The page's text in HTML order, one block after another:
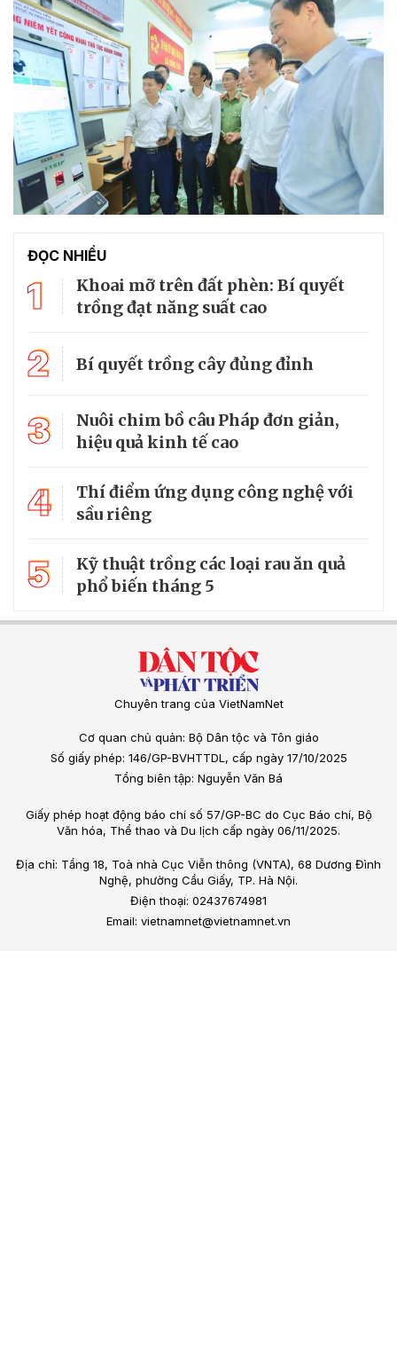
ĐỌC NHIỀU
1
Khoai mỡ trên đất phèn: Bí quyết
trồng đạt năng suất cao
2 Bí quyết trồng cây đủng đỉnh
3
Nuôi chim bồ câu Pháp đơn giản,
hiệu quả kinh tế cao
4
Thí điểm ứng dụng công nghệ với
sầu riêng
5
Kỹ thuật trồng các loại rau ăn quả
phổ biến tháng 5
Chuyên trang của VietNamNet
Cơ quan chủ quản: Bộ Dân tộc và Tôn giáo
Số giấy phép: 146/GP-BVHTTDL, cấp ngày 17/10/2025
Tổng biên tập: Nguyễn Văn Bá
Giấy phép hoạt động báo chí số 57/GP-BC do Cục Báo chí, Bộ
Văn hóa, Thể thao và Du lịch cấp ngày 06/11/2025.
Địa chỉ: Tầng 18, Toà nhà Cục Viễn thông (VNTA), 68 Dương Đình
Nghệ, phường Cầu Giấy, TP. Hà Nội.
Điện thoại: 02437674981
Email: vietnamnet@vietnamnet.vn